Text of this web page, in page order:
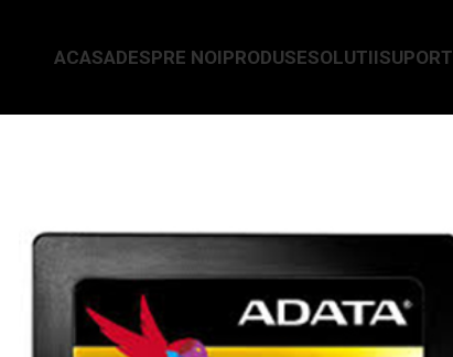
ACASADESPRE NOIPRODUSESOLUTIISUPORT